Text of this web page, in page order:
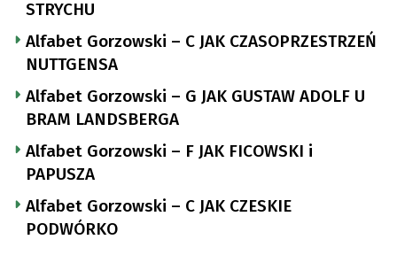
STRYCHU
Alfabet Gorzowski – C JAK CZASOPRZESTRZEŃ
NUTTGENSA
Alfabet Gorzowski – G JAK GUSTAW ADOLF U
BRAM LANDSBERGA
Alfabet Gorzowski – F JAK FICOWSKI i
PAPUSZA
Alfabet Gorzowski – C JAK CZESKIE
PODWÓRKO